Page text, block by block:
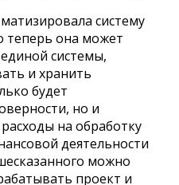
систему
теперь она может
системы,
и хранить
будет
но и
на обработку
деятельности
можно
проект и